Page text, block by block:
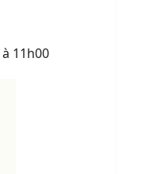
à 11h00